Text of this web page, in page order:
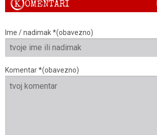
KOMENTARI
Ime / nadimak *(obavezno)
Komentar *(obavezno)